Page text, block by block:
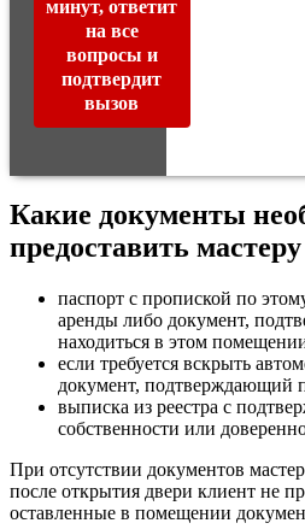
минут, ответит
на все
вопросы и
подтвердит
вызов
Какие документы
предоставить
паспорт с пропиской по
аренды либо документ,
находиться в этом
если требуется вскрыть
документ, подтверждающий
выписка из реестра с
собственности или
При отсутствии документов
после открытия двери клиент не
оставленные в помещении